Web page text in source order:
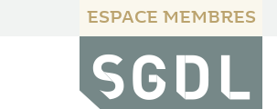
ESPACE MEMBRES